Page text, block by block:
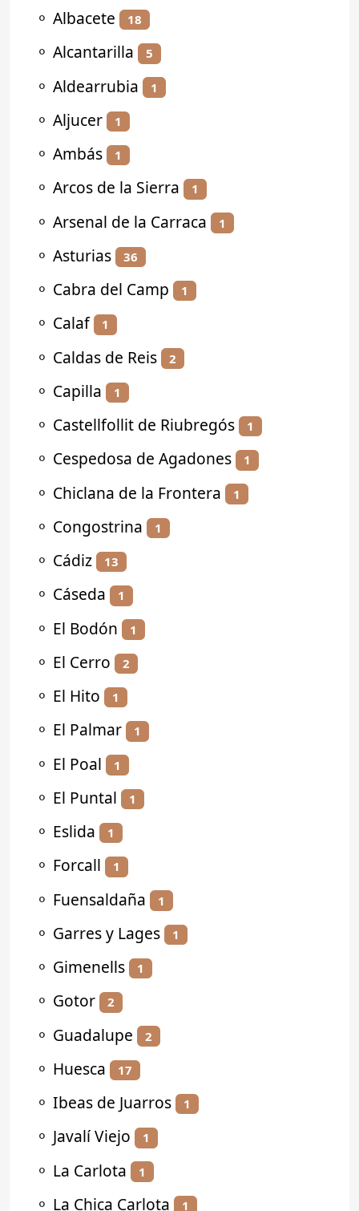
⚬ Albacete 18
⚬ Alcantarilla 5
⚬ Aldearrubia 1
⚬ Aljucer 1
⚬ Ambás 1
⚬ Arcos de la Sierra 1
⚬ Arsenal de la Carraca 1
⚬ Asturias 36
⚬ Cabra del Camp 1
⚬ Calaf 1
⚬ Caldas de Reis 2
⚬ Capilla 1
⚬ Castellfollit de Riubregós 1
⚬ Cespedosa de Agadones 1
⚬ Chiclana de la Frontera 1
⚬ Congostrina 1
⚬ Cádiz 13
⚬ Cáseda 1
⚬ El Bodón 1
⚬ El Cerro 2
⚬ El Hito 1
⚬ El Palmar 1
⚬ El Poal 1
⚬ El Puntal 1
⚬ Eslida 1
⚬ Forcall 1
⚬ Fuensaldaña 1
⚬ Garres y Lages 1
⚬ Gimenells 1
⚬ Gotor 2
⚬ Guadalupe 2
⚬ Huesca 17
⚬ Ibeas de Juarros 1
⚬ Javalí Viejo 1
⚬ La Carlota 1
⚬ La Chica Carlota 1